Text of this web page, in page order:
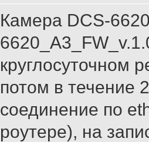
Камера DCS-
круглосуточном
потом в течение
соединение по
роутере), на